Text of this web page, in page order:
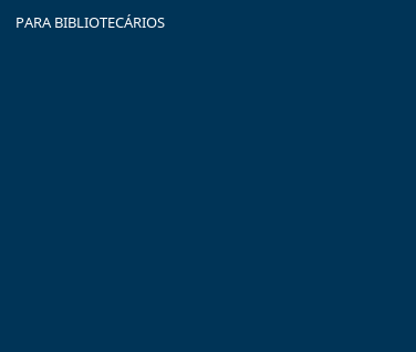
PARA BIBLIOTECÁRIOS